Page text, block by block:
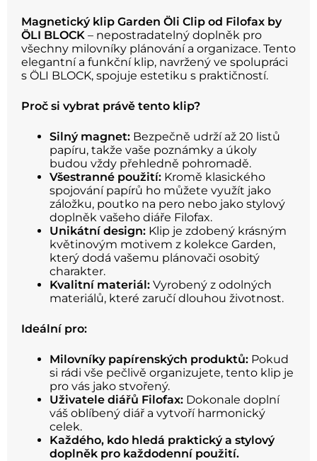
Magnetický klip Garden Öli Clip od Filofax by
ÖLI BLOCK – nepostradatelný doplněk pro
všechny milovníky plánování a organizace. Tento
elegantní a funkční klip, navržený ve spolupráci
s ÖLI BLOCK, spojuje estetiku s praktičností.
Proč si vybrat právě tento klip?
Silný magnet: Bezpečně udrží až 20 listů
papíru, takže vaše poznámky a úkoly
budou vždy přehledně pohromadě.
Všestranné použití: Kromě klasického
spojování papírů ho můžete využít jako
záložku, poutko na pero nebo jako stylový
doplněk vašeho diáře Filofax.
Unikátní design: Klip je zdobený krásným
květinovým motivem z kolekce Garden,
který dodá vašemu plánovači osobitý
charakter.
Kvalitní materiál: Vyrobený z odolných
materiálů, které zaručí dlouhou životnost.
Ideální pro:
Milovníky papírenských produktů: Pokud
si rádi vše pečlivě organizujete, tento klip je
pro vás jako stvořený.
Uživatele diářů Filofax: Dokonale doplní
váš oblíbený diář a vytvoří harmonický
celek.
Každého, kdo hledá praktický a stylový
doplněk pro každodenní použití.